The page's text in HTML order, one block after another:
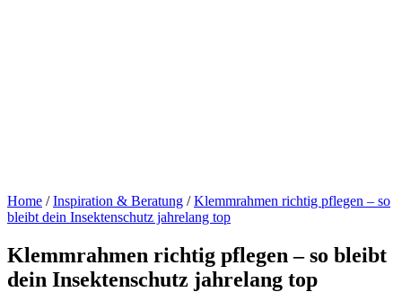
Home / Inspiration & Beratung / Klemmrahmen richtig pflegen – so
bleibt dein Insektenschutz jahrelang top
Klemmrahmen richtig pflegen – so bleibt
dein Insektenschutz jahrelang top